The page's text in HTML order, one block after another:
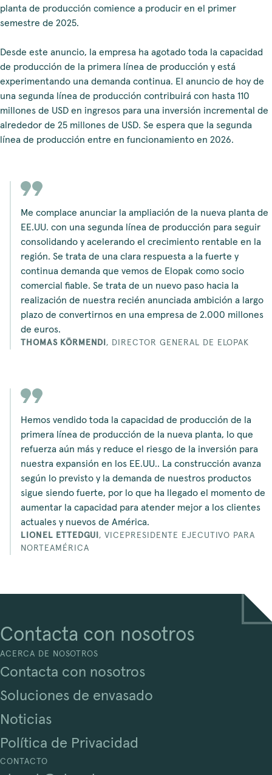
planta de producción comience a producir en el primer
semestre de 2025.
Desde este anuncio, la empresa ha agotado toda la capacidad
de producción de la primera línea de producción y está
experimentando una demanda continua. El anuncio de hoy de
una segunda línea de producción contribuirá con hasta 110
millones de USD en ingresos para una inversión incremental de
alrededor de 25 millones de USD. Se espera que la segunda
línea de producción entre en funcionamiento en 2026.
Me complace anunciar la ampliación de la nueva planta de
EE.UU. con una segunda línea de producción para seguir
consolidando y acelerando el crecimiento rentable en la
región. Se trata de una clara respuesta a la fuerte y
continua demanda que vemos de Elopak como socio
comercial fiable. Se trata de un nuevo paso hacia la
realización de nuestra recién anunciada ambición a largo
plazo de convertirnos en una empresa de 2.000 millones
de euros.
THOMAS KÖRMENDI, DIRECTOR GENERAL DE ELOPAK
Hemos vendido toda la capacidad de producción de la
primera línea de producción de la nueva planta, lo que
refuerza aún más y reduce el riesgo de la inversión para
nuestra expansión en los EE.UU.. La construcción avanza
según lo previsto y la demanda de nuestros productos
sigue siendo fuerte, por lo que ha llegado el momento de
aumentar la capacidad para atender mejor a los clientes
actuales y nuevos de América.
LIONEL ETTEDGUI, VICEPRESIDENTE EJECUTIVO PARA
NORTEAMÉRICA
Contacta con nosotros
ACERCA DE NOSOTROS
Contacta con nosotros
Soluciones de envasado
Noticias
Política de Privacidad
CONTACTO